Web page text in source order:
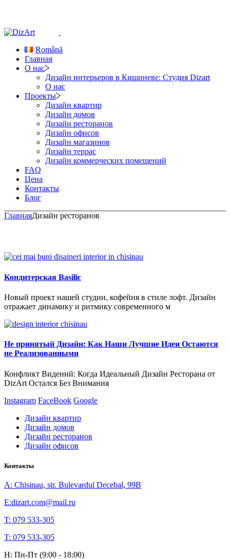
Română
Главная
О нас
Дизайн интерьеров в Кишиневе: Студия Dizart
О нас
Проекты
Дизайн квартир
Дизайн домов
Дизайн ресторанов
Дизайн офисов
Дизайн магазинов
Дизайн террас
Дизайн коммерческих помещений
FAQ
Цена
Контакты
Блог
ГлавнаяДизайн ресторанов
Кондитерская Basilic
Новый проект нашей студии, кофейня в стиле лофт. Дизайн
отражает динамику и ритмику современного м
Не принятый Дизайн: Как Наши Лучшие Идеи Остаются
не Реализованными
Конфликт Видений: Когда Идеальный Дизайн Ресторана от
DizArt Остался Без Внимания
Instagram FaceBook Google
Дизайн квартир
Дизайн домов
Дизайн ресторанов
Дизайн офисов
Контакты
A: Chisinau, str. Bulevardul Decebal, 99B
E:dizart.com@mail.ru
T: 079 533-305
T: 079 533-305
H: Пн-Пт (9:00 - 18:00)